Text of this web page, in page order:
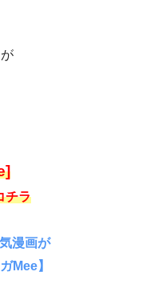
チラ
漫画が
Mee】